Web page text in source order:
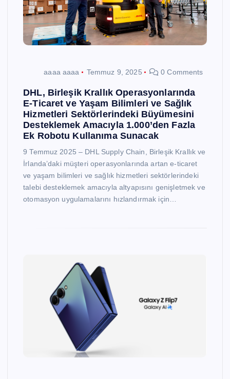
aaaa aaaa Temmuz 9, 2025 0 Comments
DHL, Birleşik Krallık Operasyonlarında
E-Ticaret ve Yaşam Bilimleri ve Sağlık
Hizmetleri Sektörlerindeki Büyümesini
Desteklemek Amacıyla 1.000’den Fazla
Ek Robotu Kullanıma Sunacak
9 Temmuz 2025 – DHL Supply Chain, Birleşik Krallık ve
İrlanda’daki müşteri operasyonlarında artan e-ticaret
ve yaşam bilimleri ve sağlık hizmetleri sektörlerindeki
talebi desteklemek amacıyla altyapısını genişletmek ve
otomasyon uygulamalarını hızlandırmak için…